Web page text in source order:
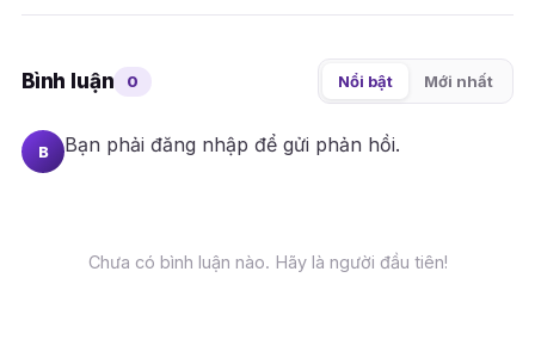
Bình luận 0 Nổi bật Mới nhất
B Bạn phải đăng nhập để gửi phản hồi.
Chưa có bình luận nào. Hãy là người đầu tiên!